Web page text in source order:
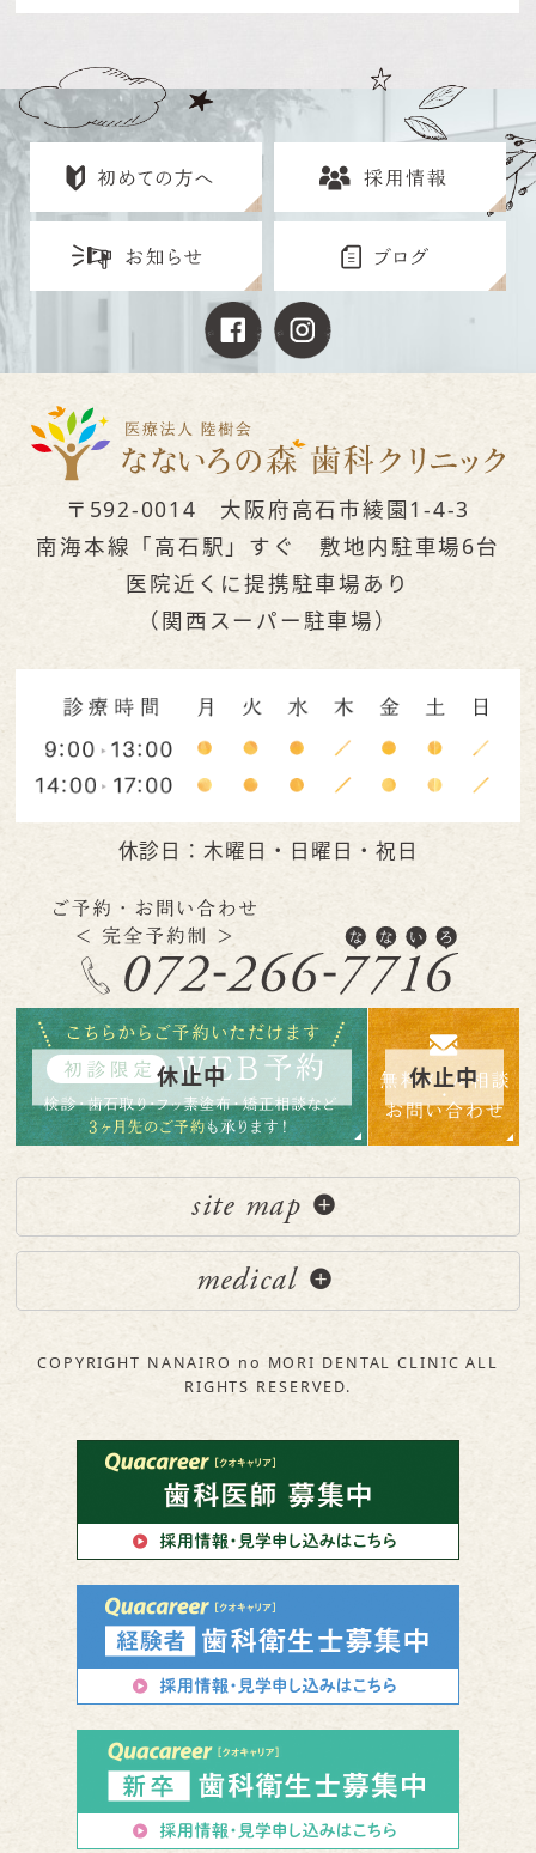
〒592-0014 大阪府高石市綾園1-4-3
南海本線「高石駅」すぐ 敷地内駐車場6台
医院近くに提携駐車場あり
（関西スーパー駐車場）
休診日：木曜日・日曜日・祝日
site map
medical
COPYRIGHT NANAIRO no MORI DENTAL CLINIC ALL
RIGHTS RESERVED.